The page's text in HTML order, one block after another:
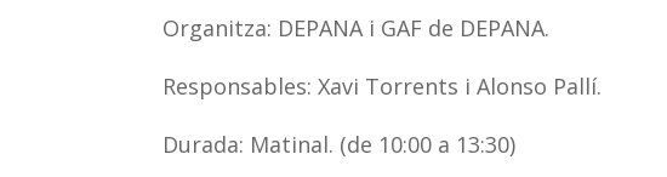
Organitza: DEPANA i GAF de DEPANA.
Responsables: Xavi Torrents i Alonso Pallí.
Durada: Matinal. (de 10:00 a 13:30)